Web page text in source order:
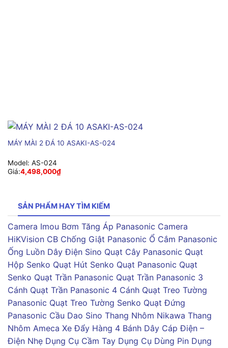
MÁY MÀI 2 ĐÁ 10 ASAKI-AS-024
Model: AS-024
Giá:4,498,000₫
SẢN PHẨM HAY TÌM KIẾM
Camera Imou Bơm Tăng Áp Panasonic Camera
HiKVision CB Chống Giật Panasonic Ổ Cắm Panasonic
Ống Luồn Dây Điện Sino Quạt Cây Panasonic Quạt
Hộp Senko Quạt Hút Senko Quạt Panasonic Quạt
Senko Quạt Trần Panasonic Quạt Trần Panasonic 3
Cánh Quạt Trần Panasonic 4 Cánh Quạt Treo Tường
Panasonic Quạt Treo Tường Senko Quạt Đứng
Panasonic Cầu Dao Sino Thang Nhôm Nikawa Thang
Nhôm Ameca Xe Đẩy Hàng 4 Bánh Dây Cáp Điện –
Điện Nhẹ Dụng Cụ Cầm Tay Dụng Cụ Dùng Pin Dụng